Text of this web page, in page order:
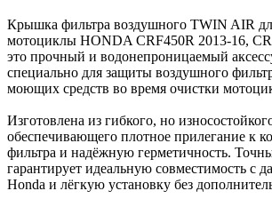
Крышка фильтра воздушного TWIN AIR
мотоциклы HONDA CRF450R 2013-16,
это прочный и водонепроницаемый
специально для защиты воздушного
моющих средств во время очистки
Изготовлена из гибкого, но
обеспечивающего плотное прилегание к
фильтра и надёжную герметичность.
гарантирует идеальную совместимость с
Honda и лёгкую установку без